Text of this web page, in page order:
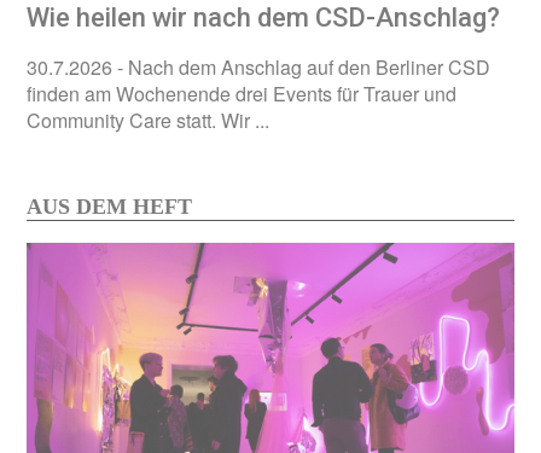
Wie heilen wir nach dem CSD-Anschlag?
30.7.2026 - Nach dem Anschlag auf den Berliner CSD
finden am Wochenende drei Events für Trauer und
Community Care statt. Wir ...
AUS DEM HEFT